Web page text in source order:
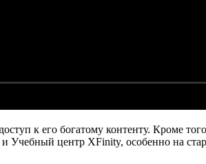
к его богатому контенту. Кроме
Учебный центр XFinity, особенно на